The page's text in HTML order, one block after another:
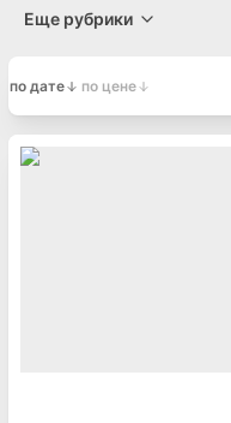
Еще рубрики
по дате по цене